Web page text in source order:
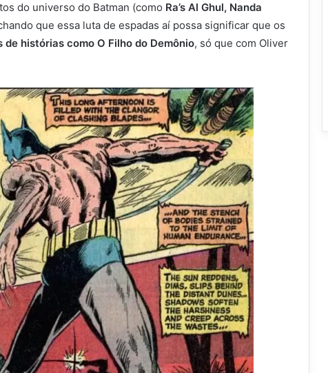
do universo do Batman (como Ra’s Al Ghul, Nanda
que essa luta de espadas aí possa significar que os
histórias como O Filho do Demônio, só que com Oliver